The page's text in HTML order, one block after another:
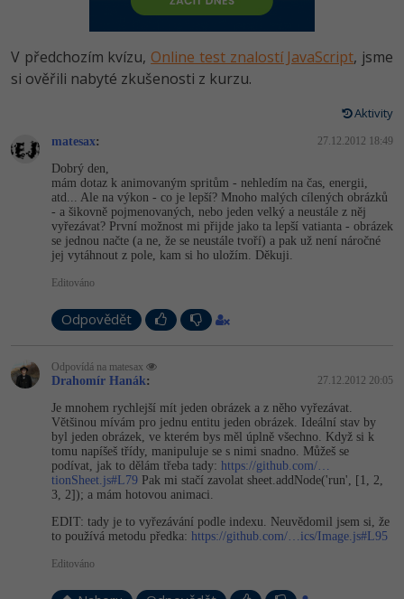
HTML5, CSS3, Bootstrap, SEO
SQL a databáze
UML a návrhové vzory
React
Spring
ASP.NET MVC
Django
Best practices
PHP
JavaScript
HTML / CSS
UML a návrhové vzory
MySQL/MariaDB
MS-SQL
SQLite
Vývojář mobilních aplikací
Specialista na AI a bigdata
Webdesigner
Tester
Systémový administrátor
Grafik / UX/UI návrhář
3D grafik
Copywriter
WordPress specialista
SEO specialista
-80%
JavaScript -80%
C++
Swift -80%
Kotlin -80%
-80%
VB.NET
Algoritmy -41%
Umělá inteligence (AI) -10%
Pro děti
Více
V předchozím kvízu, Online test znalostí JavaScript, jsme
si ověřili nabyté zkušenosti z kurzu.
Aktivity
matesax: 27.12.2012 18:49
Dobrý den,
mám dotaz k animovaným spritům - nehledím na čas, energii,
atd... Ale na výkon - co je lepší? Mnoho malých cílených obrázků
- a šikovně pojmenovaných, nebo jeden velký a neustále z něj
vyřezávat? První možnost mi přijde jako ta lepší vatianta - obrázek
se jednou načte (a ne, že se neustále tvoří) a pak už není náročné
jej vytáhnout z pole, kam si ho uložím. Děkuji.
Editováno
Odpovědět
Odpovídá na matesax
Drahomír Hanák: 27.12.2012 20:05
Je mnohem rychlejší mít jeden obrázek a z něho vyřezávat.
Většinou mívám pro jednu entitu jeden obrázek. Ideální stav by
byl jeden obrázek, ve kterém bys měl úplně všechno. Když si k
tomu napíšeš třídy, manipuluje se s nimi snadno. Můžeš se
podívat, jak to dělám třeba tady: https://github.com/…
tionSheet.js#L79 Pak mi stačí zavolat sheet.addNode('run', [1, 2,
3, 2]); a mám hotovou animaci.
EDIT: tady je to vyřezávání podle indexu. Neuvědomil jsem si, že
to používá metodu předka: https://github.com/…ics/Image.js#L95
Editováno